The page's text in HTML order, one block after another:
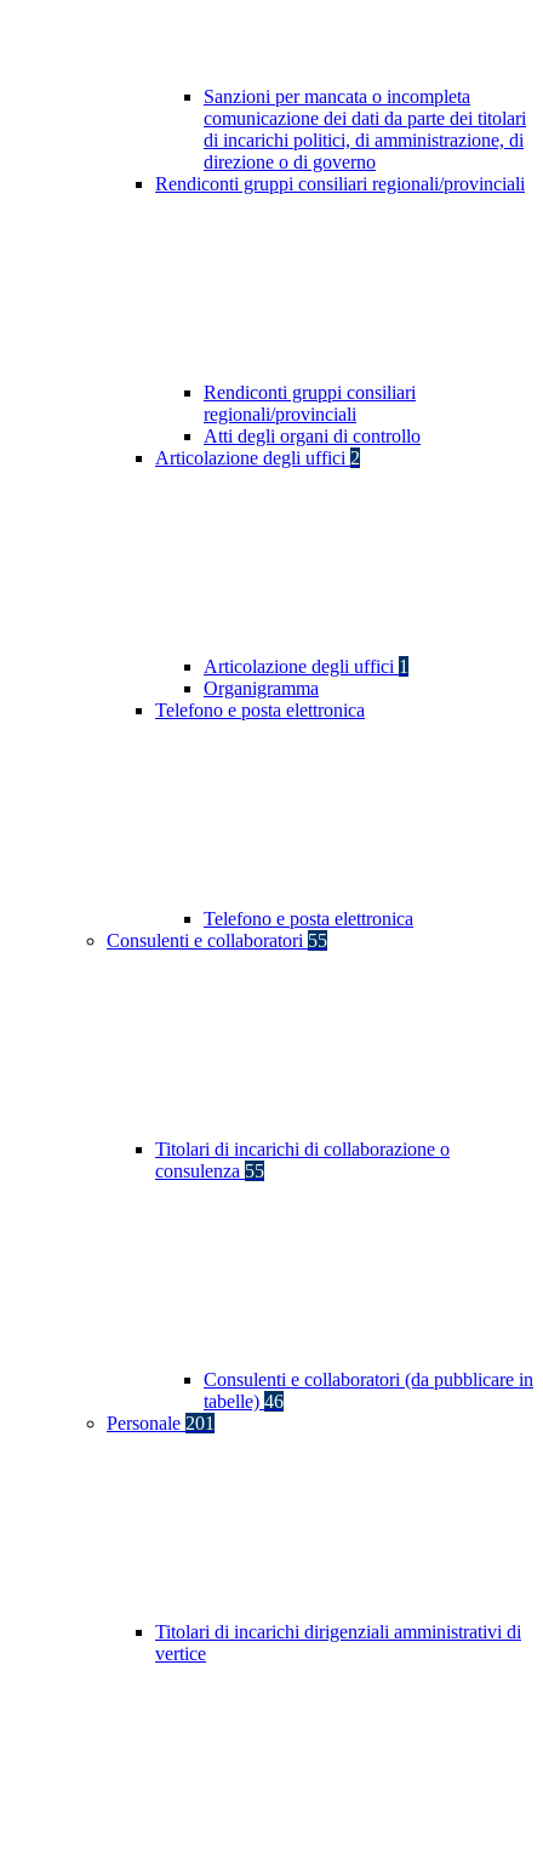
Sanzioni per mancata o incompleta
comunicazione dei dati da parte dei titolari
di incarichi politici, di amministrazione, di
direzione o di governo
Rendiconti gruppi consiliari regionali/provinciali
Rendiconti gruppi consiliari
regionali/provinciali
Atti degli organi di controllo
Articolazione degli uffici 2
Articolazione degli uffici 1
Organigramma
Telefono e posta elettronica
Telefono e posta elettronica
Consulenti e collaboratori 55
Titolari di incarichi di collaborazione o
consulenza 55
Consulenti e collaboratori (da pubblicare in
tabelle) 46
Personale 201
Titolari di incarichi dirigenziali amministrativi di
vertice